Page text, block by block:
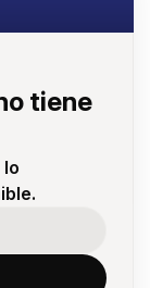
tiene